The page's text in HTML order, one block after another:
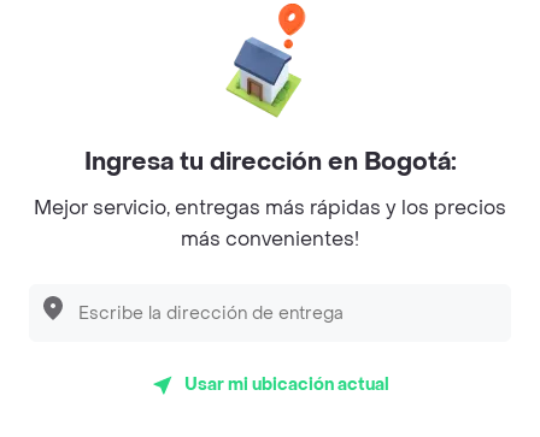
Sobre Rappi
Facebook
Twitter
Instagram
©2026Rappi Inc. All rights reserved.
Ingresa tu dirección en Bogotá:
Mejor servicio, entregas más rápidas y los precios
más convenientes!
Usar mi ubicación actual